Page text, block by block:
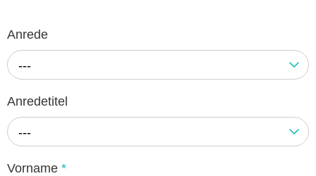
Anrede
---
Anredetitel
---
Vorname *